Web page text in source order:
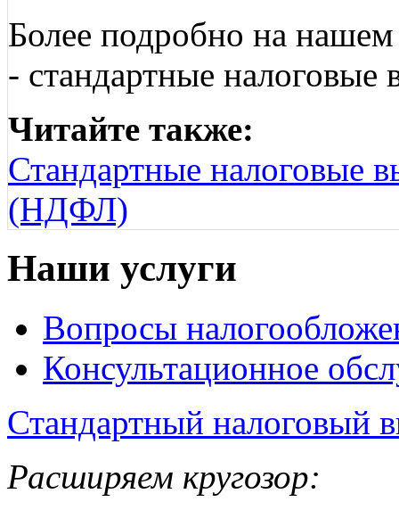
Более подробно на
- стандартные налоговые
Читайте также:
Стандартные налоговые
(НДФЛ)
Наши услуги
Вопросы
Консультационное
Стандартный налоговый
Расширяем кругозор: